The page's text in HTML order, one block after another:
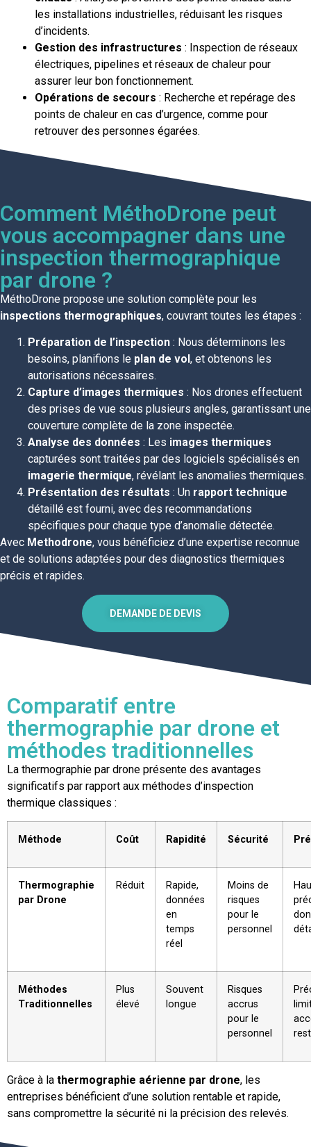
les installations industrielles, réduisant les risques
d’incidents.
Gestion des infrastructures : Inspection de réseaux
électriques, pipelines et réseaux de chaleur pour
assurer leur bon fonctionnement.
Opérations de secours : Recherche et repérage des
points de chaleur en cas d’urgence, comme pour
retrouver des personnes égarées.
Comment MéthoDrone peut
vous accompagner dans une
inspection thermographique
par drone ?
MéthoDrone propose une solution complète pour les
inspections thermographiques, couvrant toutes les étapes :
Préparation de l’inspection : Nous déterminons les
besoins, planifions le plan de vol , et obtenons les
autorisations nécessaires.
Capture d’images thermiques : Nos drones effectuent
des prises de vue sous plusieurs angles, garantissant une
couverture complète de la zone inspectée.
Analyse des données : Les images thermiques
capturées sont traitées par des logiciels spécialisés en
imagerie thermique, révélant les anomalies thermiques.
Présentation des résultats : Un rapport technique
détaillé est fourni, avec des recommandations
spécifiques pour chaque type d’anomalie détectée.
Avec Methodrone, vous bénéficiez d’une expertise reconnue
et de solutions adaptées pour des diagnostics thermiques
précis et rapides.
DEMANDE DE DEVIS
Comparatif entre
thermographie par drone et
méthodes traditionnelles
La thermographie par drone présente des avantages
significatifs par rapport aux méthodes d’inspection
thermique classiques :
Méthode Coût Rapidité Sécurité
Thermographie
par Drone
Réduit
Rapide,
données
en
temps
réel
Moins de
risques
pour le
personnel
Méthodes
Traditionnelles
Plus
élevé
Souvent
longue
Risques
accrus
pour le
personnel
Grâce à la thermographie aérienne par drone, les
entreprises bénéficient d’une solution rentable et rapide,
sans compromettre la sécurité ni la précision des relevés.